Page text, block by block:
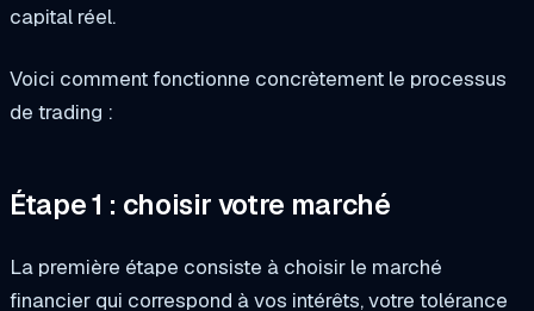
capital réel.
Voici comment fonctionne concrètement le processus
de trading :
Étape 1 : choisir votre marché
La première étape consiste à choisir le marché
financier qui correspond à vos intérêts, votre tolérance